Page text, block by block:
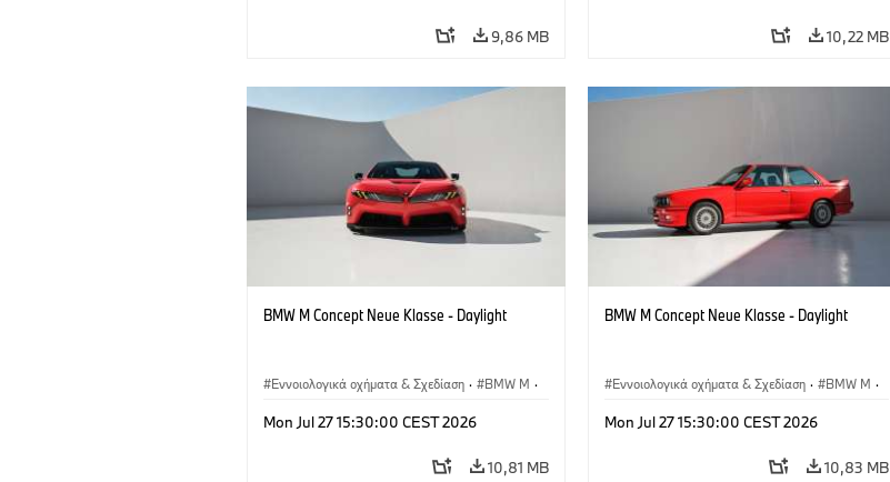
9,86 MB 10,22 MB
BMW M Concept Neue Klasse - Daylight
Εννοιολογικά οχήματα & Σχεδίαση · BMW M ·
Mon Jul 27 15:30:00 CEST 2026
10,81 MB
BMW M Concept Neue Klasse - Daylight
Εννοιολογικά οχήματα & Σχεδίαση · BMW M ·
Mon Jul 27 15:30:00 CEST 2026
10,83 MB